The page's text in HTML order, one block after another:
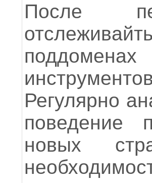
После
Регулярно
поведение
новых